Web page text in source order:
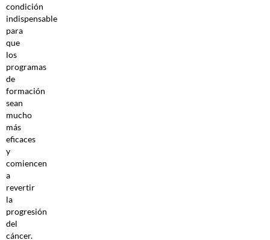
condición
indispensable
para
que
los
programas
de
formación
sean
mucho
más
eficaces
y
comiencen
a
revertir
la
progresión
del
cáncer.